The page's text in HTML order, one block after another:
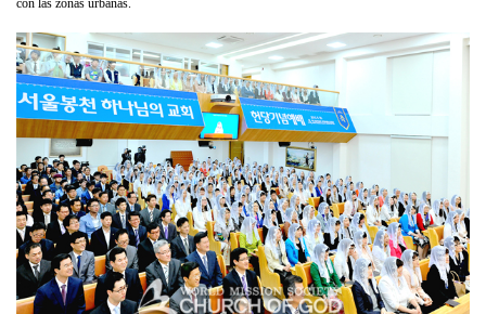
con las zonas urbanas.